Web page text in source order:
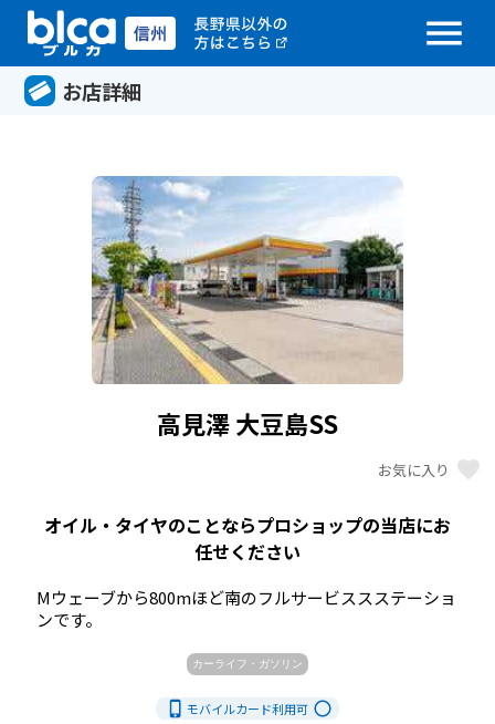
menu
お店詳細
高見澤 大豆島SS
お気に入り favorite
オイル・タイヤのことならプロショップの当店にお
任せください
Mウェーブから800mほど南のフルサービススステーショ
ンです。
カーライフ・ガソリン
phone_iphone モバイルカード利用可 radio_button_unchecked